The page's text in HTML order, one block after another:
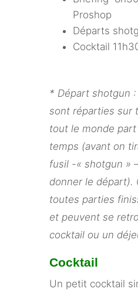
Proshop
Départs
Cocktail
* Départ shotgun
sont réparties sur
tout le monde
temps (avant on
fusil -« shotgun »
donner le départ).
toutes parties
et peuvent se
cocktail ou un
Cocktail
Un petit cocktail